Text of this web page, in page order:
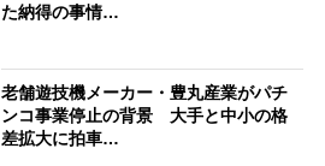
た納得の事情…
老舗遊技機メーカー・豊丸産業がパチ
ンコ事業停止の背景 大手と中小の格
差拡大に拍車…